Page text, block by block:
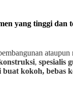
yang tinggi dan
, spesialis
kokoh, bebas